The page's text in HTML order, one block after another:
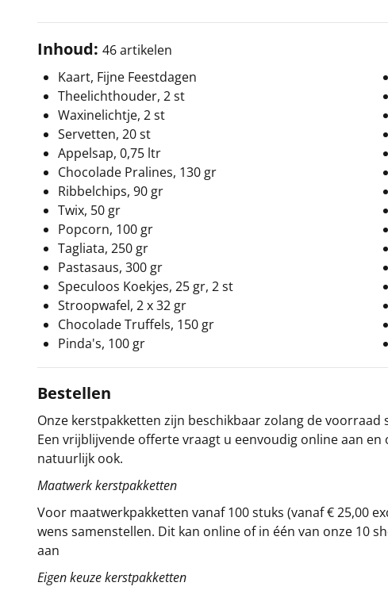
Inhoud: 46 artikelen
Kaart, Fijne Feestdagen
Theelichthouder, 2 st
Waxinelichtje, 2 st
Servetten, 20 st
Appelsap, 0,75 ltr
Chocolade Pralines, 130 gr
Ribbelchips, 90 gr
Twix, 50 gr
Popcorn, 100 gr
Tagliata, 250 gr
Pastasaus, 300 gr
Speculoos Koekjes, 25 gr, 2 st
Stroopwafel, 2 x 32 gr
Chocolade Truffels, 150 gr
Pinda's, 100 gr
Bestellen
Onze kerstpakketten zijn beschikbaar zolang de
Een vrijblijvende offerte vraagt u eenvoudig online aan
natuurlijk ook.
Maatwerk kerstpakketten
Voor maatwerkpakketten vanaf 100 stuks (vanaf € 25,00
wens samenstellen. Dit kan online of in één van onze 10
aan
Eigen keuze kerstpakketten